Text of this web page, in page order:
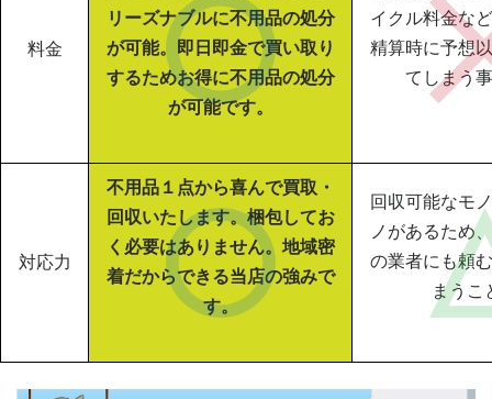
料金
リーズナブルに不用品の処分
が可能。即日即金で買い取り
するためお得に不用品の処分
が可能です。
イクル料金な
精算時に予想
てしまう
対応力
不用品１点から喜んで買取・
回収いたします。梱包してお
く必要はありません。地域密
着だからできる当店の強みで
す。
回収可能なモ
ノがあるため
の業者にも頼
まうこ